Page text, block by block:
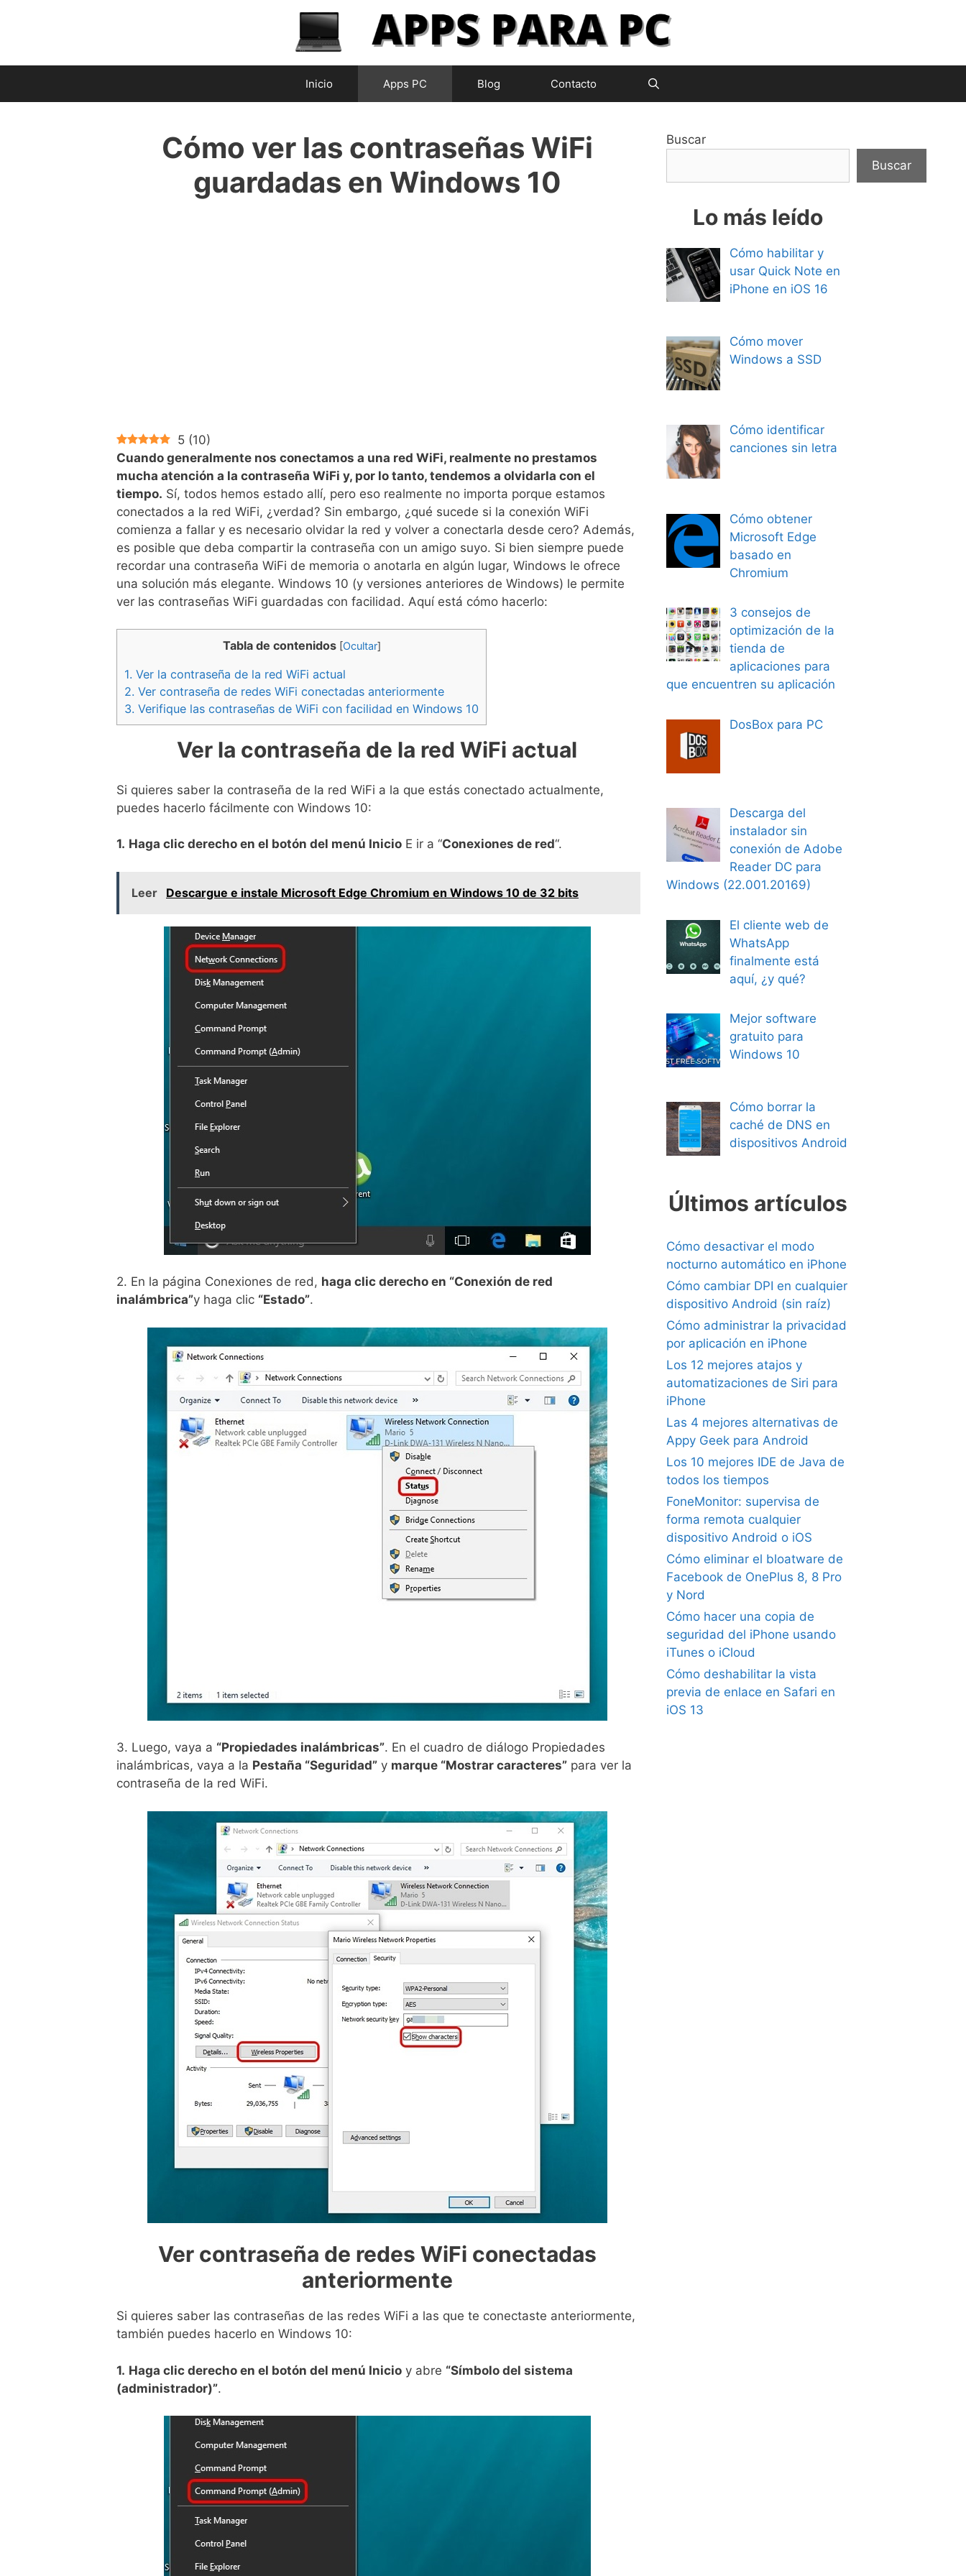
Inicio Apps PC Blog Contacto
Cómo ver las contraseñas WiFi
guardadas en Windows 10
5 (10)
Cuando generalmente nos conectamos a una red WiFi, realmente no prestamos
mucha atención a la contraseña WiFi y, por lo tanto, tendemos a olvidarla con el
tiempo. Sí, todos hemos estado allí, pero eso realmente no importa porque estamos
conectados a la red WiFi, ¿verdad? Sin embargo, ¿qué sucede si la conexión WiFi
comienza a fallar y es necesario olvidar la red y volver a conectarla desde cero? Además,
es posible que deba compartir la contraseña con un amigo suyo. Si bien siempre puede
recordar una contraseña WiFi de memoria o anotarla en algún lugar, Windows le ofrece
una solución más elegante. Windows 10 (y versiones anteriores de Windows) le permite
ver las contraseñas WiFi guardadas con facilidad. Aquí está cómo hacerlo:
Tabla de contenidos [Ocultar]
1. Ver la contraseña de la red WiFi actual
2. Ver contraseña de redes WiFi conectadas anteriormente
3. Verifique las contraseñas de WiFi con facilidad en Windows 10
Ver la contraseña de la red WiFi actual
Si quieres saber la contraseña de la red WiFi a la que estás conectado actualmente,
puedes hacerlo fácilmente con Windows 10:
1. Haga clic derecho en el botón del menú Inicio E ir a “Conexiones de red“.
Leer Descargue e instale Microsoft Edge Chromium en Windows 10 de 32 bits
2. En la página Conexiones de red, haga clic derecho en “Conexión de red
inalámbrica”y haga clic “Estado”.
3. Luego, vaya a “Propiedades inalámbricas”. En el cuadro de diálogo Propiedades
inalámbricas, vaya a la Pestaña “Seguridad” y marque “Mostrar caracteres” para ver la
contraseña de la red WiFi.
Ver contraseña de redes WiFi conectadas
anteriormente
Si quieres saber las contraseñas de las redes WiFi a las que te conectaste anteriormente,
también puedes hacerlo en Windows 10:
1. Haga clic derecho en el botón del menú Inicio y abre “Símbolo del sistema
(administrador)”.
Buscar
Buscar
Lo más leído
Cómo habilitar y
usar Quick Note en
iPhone en iOS 16
Cómo mover
Windows a SSD
Cómo identificar
canciones sin letra
Cómo obtener
Microsoft Edge
basado en
Chromium
3 consejos de
optimización de la
tienda de
aplicaciones para
que encuentren su aplicación
DosBox para PC
Descarga del
instalador sin
conexión de Adobe
Reader DC para
Windows (22.001.20169)
El cliente web de
WhatsApp
finalmente está
aquí, ¿y qué?
Mejor software
gratuito para
Windows 10
Cómo borrar la
caché de DNS en
dispositivos Android
Últimos artículos
Cómo desactivar el modo
nocturno automático en iPhone
Cómo cambiar DPI en cualquier
dispositivo Android (sin raíz)
Cómo administrar la privacidad
por aplicación en iPhone
Los 12 mejores atajos y
automatizaciones de Siri para
iPhone
Las 4 mejores alternativas de
Appy Geek para Android
Los 10 mejores IDE de Java de
todos los tiempos
FoneMonitor: supervisa de
forma remota cualquier
dispositivo Android o iOS
Cómo eliminar el bloatware de
Facebook de OnePlus 8, 8 Pro
y Nord
Cómo hacer una copia de
seguridad del iPhone usando
iTunes o iCloud
Cómo deshabilitar la vista
previa de enlace en Safari en
iOS 13